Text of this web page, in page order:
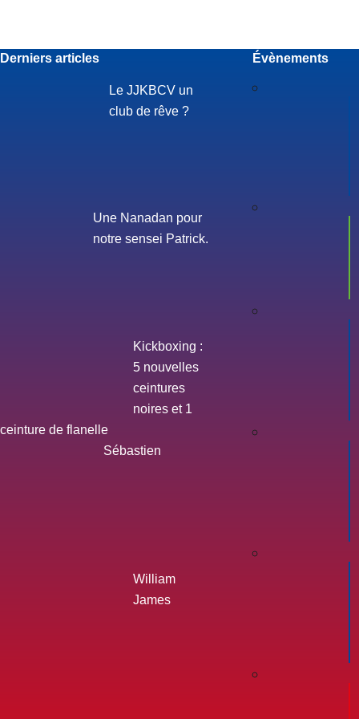
Derniers articles
Le JJKBCV un
club de rêve ?
Une Nanadan pour
notre sensei Patrick.
Kickboxing :
5 nouvelles
ceintures
noires et 1
ceinture de flanelle
Sébastien
William
James
Évènements